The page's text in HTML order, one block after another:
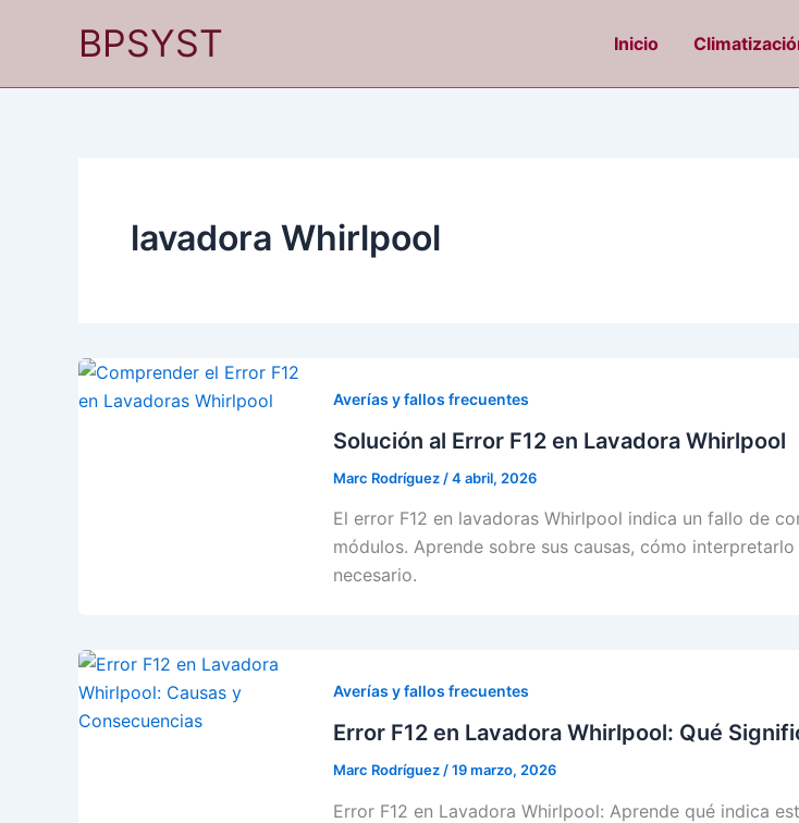
BPSYST Inicio
lavadora Whirlpool
Averías y fallos frecuentes
Solución al Error F12 en Lavadora Whirlpool
Marc Rodríguez /4 abril, 2026
El error F12 en lavadoras Whirlpool indica un fallo de
módulos. Aprende sobre sus causas, cómo
necesario.
Averías y fallos frecuentes
Error F12 en Lavadora Whirlpool: Qué
Marc Rodríguez /19 marzo, 2026
Error F12 en Lavadora Whirlpool: Aprende qué indica